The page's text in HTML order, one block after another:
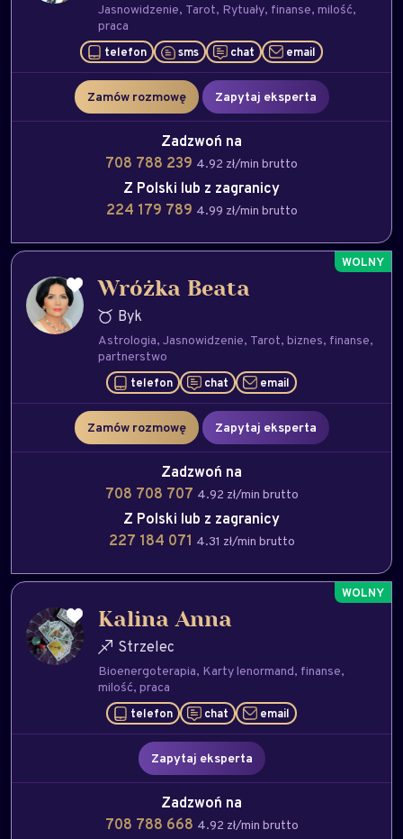
Jasnowidzenie Tarot Rytuały finanse milość
praca
telefon sms chat email
Zamów rozmowę Zapytaj eksperta
Zadzwoń na
708 788 239 4.92 zł/min brutto
Z Polski lub z zagranicy
224 179 789 4.99 zł/min brutto
Wróżka Beata
Byk
Astrologia Jasnowidzenie Tarot biznes finanse
partnerstwo
telefon chat email
Zamów rozmowę Zapytaj eksperta
Zadzwoń na
708 708 707 4.92 zł/min brutto
Z Polski lub z zagranicy
227 184 071 4.31 zł/min brutto
Kalina Anna
Strzelec
Bioenergoterapia Karty lenormand finanse
milość praca
telefon chat email
Zapytaj eksperta
Zadzwoń na
708 788 668 4.92 zł/min brutto